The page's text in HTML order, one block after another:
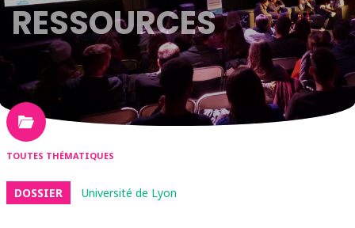
RESSOURCES
TOUTES THÉMATIQUES
DOSSIER Université de Lyon